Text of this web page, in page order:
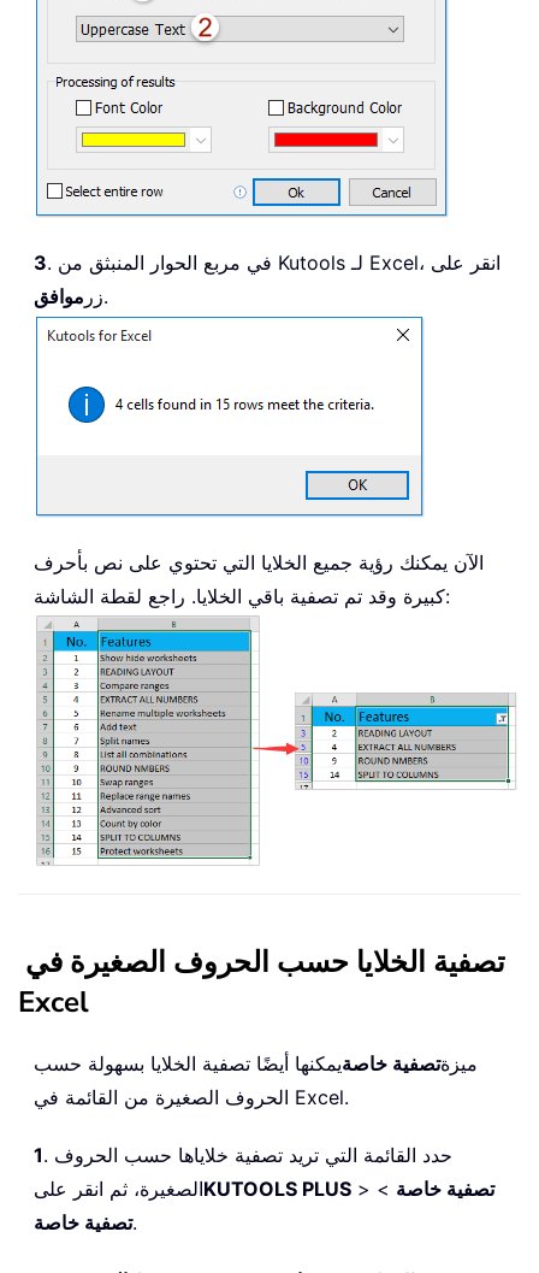
3. في مربع الحوار المنبثق من Kutools لـ Excel، انقر على
زر موافق .
الآن يمكنك رؤية جميع الخلايا التي تحتوي على نص بأحرف
كبيرة وقد تم تصفية باقي الخلايا. راجع لقطة الشاشة:
تصفية الخلايا حسب الحروف الصغيرة في
Excel
ميزةتصفية خاصةيمكنها أيضًا تصفية الخلايا بسهولة حسب
الحروف الصغيرة من القائمة في Excel.
1. حدد القائمة التي تريد تصفية خلاياها حسب الحروف
الصغيرة، ثم انقر علىKUTOOLS PLUS > تصفية خاصة >
تصفية خاصة.